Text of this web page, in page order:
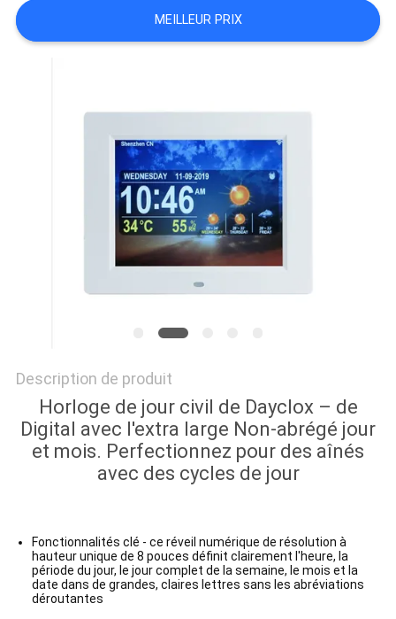
PLAN
DU
MEILLEUR PRIX
Description de produit
Horloge de jour civil de Dayclox – de
Digital avec l'extra large Non-abrégé jour
et mois. Perfectionnez pour des aînés
avec des cycles de jour
Fonctionnalités clé - ce réveil numérique de résolution à
hauteur unique de 8 pouces définit clairement l'heure, la
période du jour, le jour complet de la semaine, le mois et la
date dans de grandes, claires lettres sans les abréviations
déroutantes